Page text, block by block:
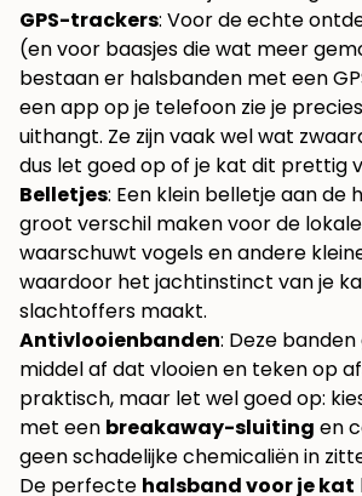
GPS-trackers: Voor de echte
(en voor baasjes die wat meer
bestaan er halsbanden met een
een app op je telefoon zie je
uithangt. Ze zijn vaak wel wat
dus let goed op of je kat dit prettig
Belletjes: Een klein belletje aan de
groot verschil maken voor de
waarschuwt vogels en andere
waardoor het jachtinstinct van je
slachtoffers maakt.
Antivlooienbanden: Deze
middel af dat vlooien en teken op
praktisch, maar let wel goed op:
met een breakaway-sluiting en
geen schadelijke chemicaliën in
De perfecte halsband voor je kat